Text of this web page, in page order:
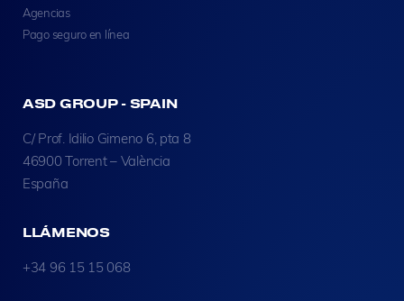
Agencias
Pago seguro en línea
ASD GROUP - SPAIN
C/ Prof. Idilio Gimeno 6, pta 8
46900 Torrent – València
España
LLÁMENOS
+34 96 15 15 068